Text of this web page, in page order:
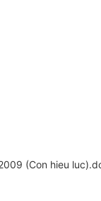
(Con hieu